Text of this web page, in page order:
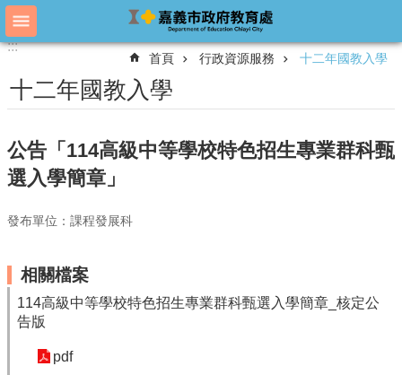
跳到主要內容區塊
進
搜
尋
教
育
概
教
育
處
各
::::::
首頁 行政資源服務 十二年國教入學
十二年國教入學
公告「114高級中等學校特色招生專業群科甄
選入學簡章」
發布單位：課程發展科
相關檔案
114高級中等學校特色招生專業群科甄選入學簡章_核定公
告版
pdf